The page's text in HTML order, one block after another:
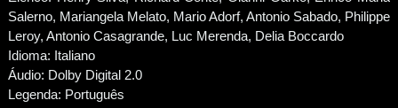
Salerno, Mariangela Melato, Mario Adorf, Antonio Sabado, Philippe
Leroy, Antonio Casagrande, Luc Merenda, Delia Boccardo
Idioma: Italiano
Áudio: Dolby Digital 2.0
Legenda: Português